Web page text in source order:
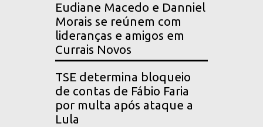
Eudiane Macedo e Danniel
Morais se reúnem com
lideranças e amigos em
Currais Novos
TSE determina bloqueio
de contas de Fábio Faria
por multa após ataque a
Lula